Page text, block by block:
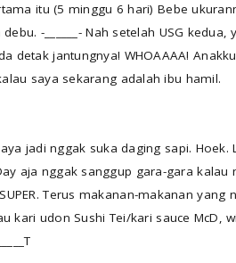
itu (5 minggu 6 hari) Bebe
-______- Nah setelah USG kedua,
detak jantungnya! WHOAAAA!
saya sekarang adalah ibu hamil.
jadi nggak suka daging sapi. Hoek.
aja nggak sanggup gara-gara kalau
Terus makanan-makanan yang
kari udon Sushi Tei/kari sauce McD,